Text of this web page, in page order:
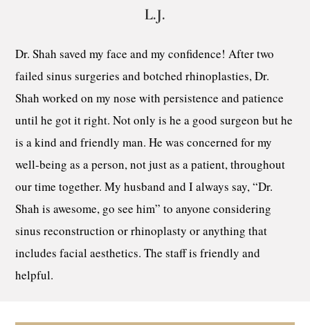
L.J.
Dr. Shah saved my face and my confidence! After two
failed sinus surgeries and botched rhinoplasties, Dr.
Shah worked on my nose with persistence and patience
until he got it right. Not only is he a good surgeon but he
is a kind and friendly man. He was concerned for my
well-being as a person, not just as a patient, throughout
our time together. My husband and I always say, “Dr.
Shah is awesome, go see him” to anyone considering
sinus reconstruction or rhinoplasty or anything that
includes facial aesthetics. The staff is friendly and
helpful.